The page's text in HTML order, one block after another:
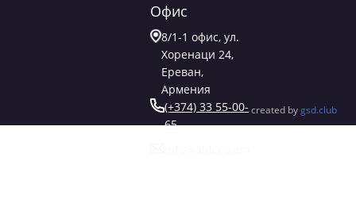
Офис
8/1-1 офис, ул.
Хоренаци 24,
Ереван,
Армения
(+374) 33 55-00-
65
created bygsd.club